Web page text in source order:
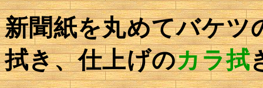
新聞紙を丸めてバケツ
拭き、仕上げのカラ拭